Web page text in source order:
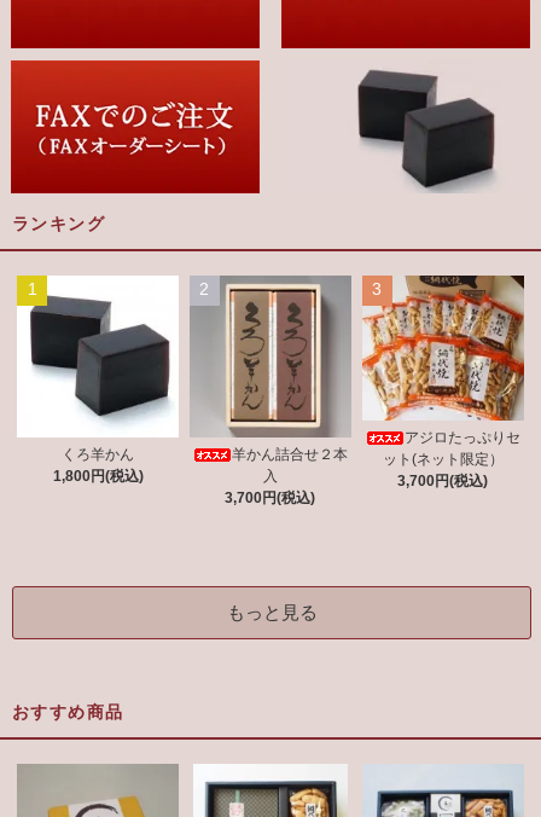
ランキング
1
くろ羊かん
1,800円(税込)
2
羊かん詰合せ２本
入
3,700円(税込)
3
アジロたっぷりセ
ット(ネット限定）
3,700円(税込)
もっと見る
おすすめ商品